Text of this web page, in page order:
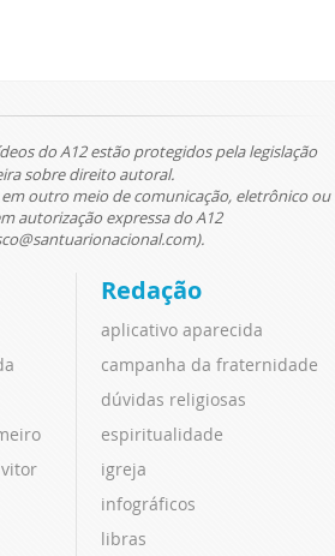
do A12 estão protegidos pela legislação
sobre direito autoral.
outro meio de comunicação, eletrônico ou
autorização expressa do A12
Redação
aplicativo aparecida
campanha da fraternidade
dúvidas religiosas
espiritualidade
igreja
infográficos
libras